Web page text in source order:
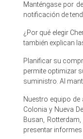
La tendencia
Las
demanda.
La volatilidad
Las
¿Por qué cambió
Las
Manténgase por
notificación de
¿Por qué elegir
también explican
Planificar su
permite optimizar
suministro. Al
Nuestro equipo
Colonia y Nueva
Busan,
presentar